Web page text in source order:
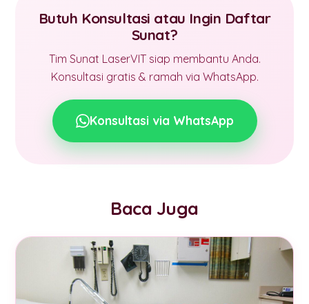
Butuh Konsultasi atau Ingin Daftar
Sunat?
Tim Sunat LaserVIT siap membantu Anda.
Konsultasi gratis & ramah via WhatsApp.
Konsultasi via WhatsApp
Baca Juga